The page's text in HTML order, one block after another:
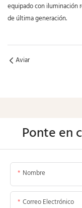
equipado con iluminación
de última generación.
Aviar
Ponte en
Nombre
Correo Electrónico